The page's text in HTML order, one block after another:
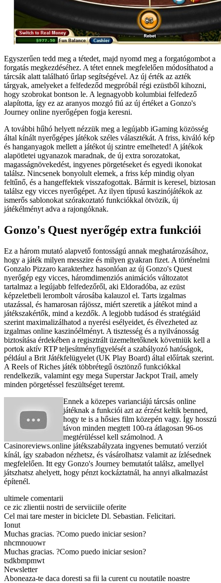
Egyszerűen tedd meg a tétedet, majd nyomd meg a forgatógombot a
forgatás megkezdéséhez. A tétet ennek megfelelően módosíthatod a
tárcsák alatt található űrlap segítségével. Az új érték az azték
tárgyak, amelyeket a felfedeződ megpróbál régi ezüstből kihozni,
hogy szobrokat bontson le. A legnagyobb kolumbiai felfedező
alapította, így ez az aranyos mozgó fiú az új értéket a Gonzo's
Journey online nyerőgépen fogja keresni.
A további hűhó helyett nézzük meg a legújabb iGaming közösség
által kínált nyerőgépes játékok széles választékát. A friss, kiváló kép
és hanganyagok mellett a játékot új szintre emelheted! A játékok
alapötletei ugyanazok maradnak, de új extra sorozatokat,
magasságnövekedést, ingyenes pörgetéseket és egyedi ikonokat
találsz. Nincsenek bonyolult elemek, a friss kép mindig olyan
feltűnő, és a hangeffektek visszafogottak. Bármit is keresel, biztosan
találsz egy vicces nyerőgépet. Az ilyen típusú kaszinójátékok az
ismerős sablonokat szórakoztató funkciókkal ötvözik, új
játékélményt adva a rajongóknak.
Gonzo's Quest nyerőgép extra funkciói
Ez a három mutató alapvető fontosságú annak meghatározásához,
hogy a játék milyen messzire és milyen gyakran fizet. A történelmi
Gonzalo Pizzaro karakterhez hasonlóan az új Gonzo's Quest
nyerőgép egy vicces, háromdimenziós animációs változatot
tartalmaz a legújabb felfedezőről, aki Eldoradóba, az ezüst
képzeletbeli lerombolt városába kalauzol el. Tarts izgalmas
utazással, és hamarosan rájössz, miért szeretik a játékot mind a
játékszakértők, mind a kezdők. A legjobb tudásod és stratégiáid
szerint maximalizálhatod a nyerési esélyeidet, és élvezheted az
izgalmas online kaszinóélményt. A tisztesség és a nyilvánosság
biztosítása érdekében a regisztrált üzemeltetőknek követniük kell a
portok aktív RTP teljesítményfigyelését a szabályozó hatóságok,
például a Brit Játékfelügyelet (UK Play Board) által előírtak szerint.
A Reels of Riches játék többrétegű ösztönző funkciókkal
rendelkezik, valamint egy mega Superstar Jackpot Trail, amely
minden pörgetéssel feszültséget teremt.
Ennek a közepes varianciájú tárcsás online
játéknak a funkciói azt az érzést keltik benned,
hogy te is a hősies film közepén vagy. Így hosszú
távon minden megtett 100-ra átlagosan 96-os
megtérüléssel kell számolnod. A
Casinoreviews.online játékszabályzata ingyenes bemutató verziót
kínál, így szabadon nézhetsz, és vásárolhatsz valamit az ízlésednek
megfelelően. Itt egy Gonzo's Journey bemutatót találsz, amellyel
játszhatsz ahelyett, hogy pénzt kockáztatnál, ha annyi alkalmazást
építenél.
ultimele comentarii
ce zic zlientii nostri de serviiciile oferite
Cel mai tare mester in biciclete Dl. Sebastian. Felicitari.
Ionut
Muchas gracias. ?Como puedo iniciar sesion?
nhcmnouowr
Muchas gracias. ?Como puedo iniciar sesion?
tsdkbmpmwt
Newsletter
Aboneaza-te daca doresti sa fii la curent cu noutatile noastre